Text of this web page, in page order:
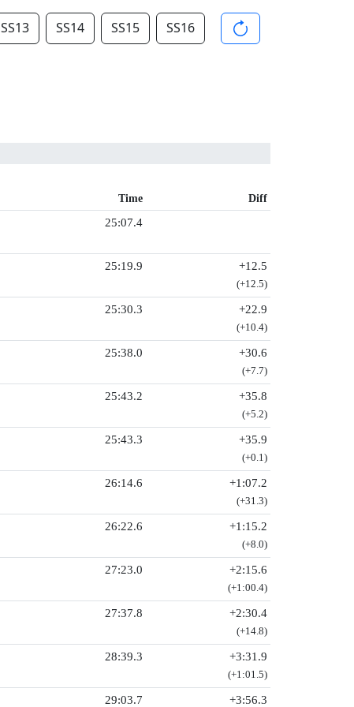
SS13 SS14 SS15 SS16
Time Diff
25:07.4
25:19.9 +12.5
(+12.5)
25:30.3 +22.9
(+10.4)
25:38.0 +30.6
(+7.7)
25:43.2 +35.8
(+5.2)
25:43.3 +35.9
(+0.1)
26:14.6 +1:07.2
(+31.3)
26:22.6 +1:15.2
(+8.0)
27:23.0 +2:15.6
(+1:00.4)
27:37.8 +2:30.4
(+14.8)
28:39.3 +3:31.9
(+1:01.5)
29:03.7 +3:56.3